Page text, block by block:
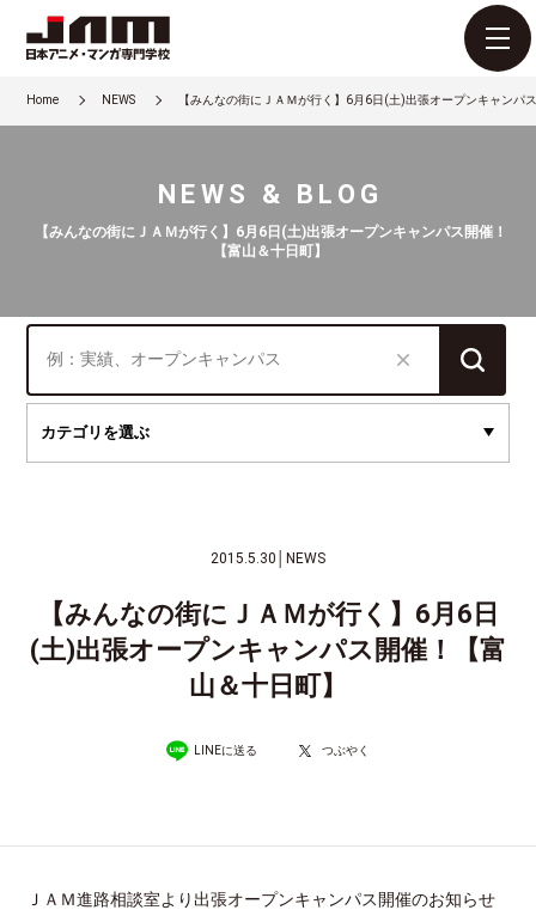
Home NEWS 【みんなの街にＪＡＭが行く】6月6日(土)出張オープンキャンパ
NEWS & BLOG
【みんなの街にＪＡＭが行く】6月6日(土)出張オープンキャンパス開催！
【富山＆十日町】
2015.5.30 NEWS
【みんなの街にＪＡＭが行く】6月6日
(土)出張オープンキャンパス開催！【富
山＆十日町】
LINEに送る つぶやく
ＪＡＭ進路相談室より出張オープンキャンパス開催のお知らせ